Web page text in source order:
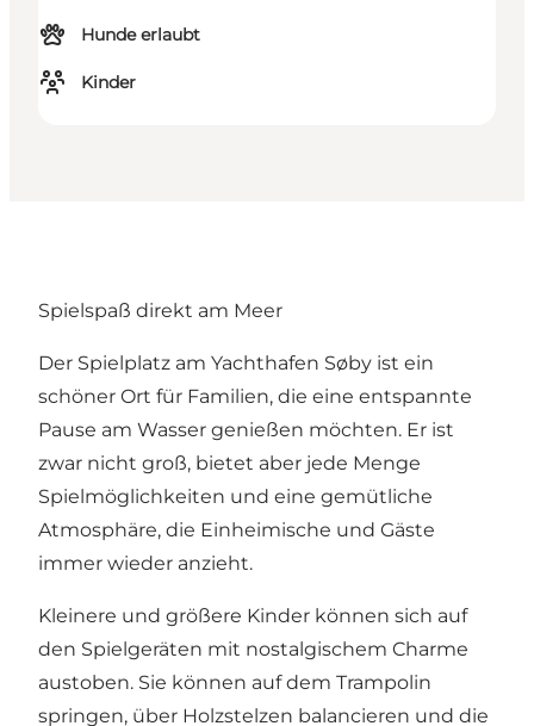
Hunde erlaubt
Kinder
Spielspaß direkt am Meer
Der Spielplatz am Yachthafen Søby ist ein
schöner Ort für Familien, die eine entspannte
Pause am Wasser genießen möchten. Er ist
zwar nicht groß, bietet aber jede Menge
Spielmöglichkeiten und eine gemütliche
Atmosphäre, die Einheimische und Gäste
immer wieder anzieht.
Kleinere und größere Kinder können sich auf
den Spielgeräten mit nostalgischem Charme
austoben. Sie können auf dem Trampolin
springen, über Holzstelzen balancieren und die